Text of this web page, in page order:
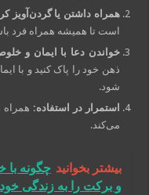
همراه داشتن یا گردن‌آویز
است تا همیشه همراه فرد
خواندن دعا با ایمان و
ذهن خود را پاک کنید و با
شود.
استمرار در استفاده: همراه
می‌کند.
بیشتر بخوانید چگونه با
و برکت را به زندگی خود